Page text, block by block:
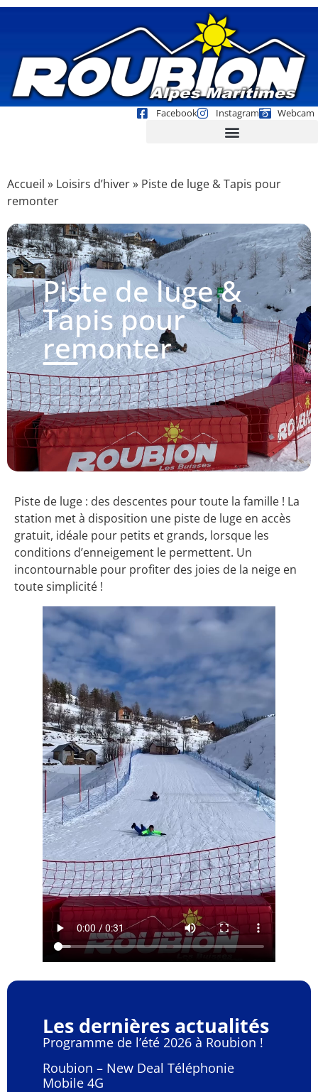
Facebook Instagram Webcam
Accueil » Loisirs d’hiver» Piste de luge & Tapis pour
remonter
Piste de luge &
Tapis pour
remonter
Piste de luge : des descentes pour toute la famille ! La
station met à disposition une piste de luge en accès
gratuit, idéale pour petits et grands, lorsque les
conditions d’enneigement le permettent. Un
incontournable pour profiter des joies de la neige en
toute simplicité !
Les dernières actualités
Programme de l’été 2026 à Roubion !
Roubion – New Deal Téléphonie
Mobile 4G